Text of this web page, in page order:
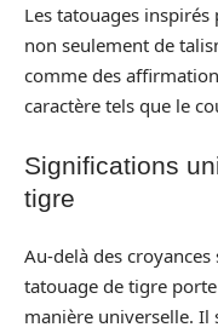
Les tatouages
non seulement de
comme des
caractère tels que le
Significations
tigre
Au-delà des
tatouage de tigre
manière universelle. Il